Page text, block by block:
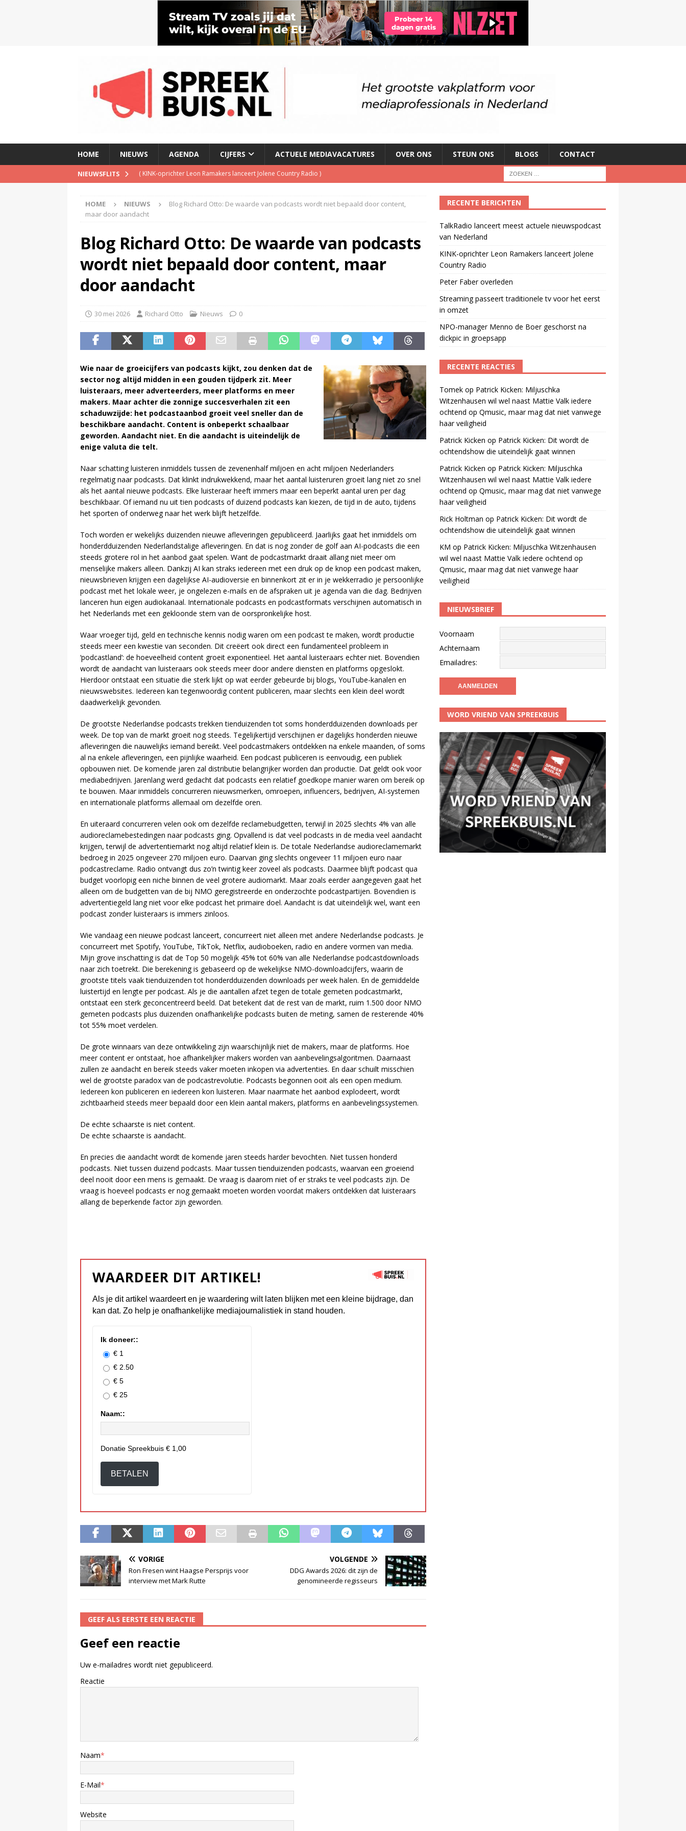
HOME NIEUWS AGENDA CIJFERS ACTUELE MEDIAVACATURES OVER ONS STEUN ONS BLOGS CONTACT
NIEUWSFLITS ( KINK-oprichter Leon Ramakers lanceert Jolene Country Radio )
(Streaming passeert traditionele tv voor het eerst in omzet)
( TalkRadio lanceert meest actuele nieuwspodcast van Nederland)
HOME NIEUWS
Blog Richard Otto: De waarde van podcasts wordt niet bepaald door content,
maar door aandacht
Blog Richard Otto: De waarde van podcasts
wordt niet bepaald door content, maar
door aandacht
30 mei 2026 Richard Otto Nieuws 0
Wie naar de groeicijfers van podcasts kijkt, zou denken dat de
sector nog altijd midden in een gouden tijdperk zit. Meer
luisteraars, meer adverteerders, meer platforms en meer
makers. Maar achter die zonnige succesverhalen zit een
schaduwzijde: het podcastaanbod groeit veel sneller dan de
beschikbare aandacht. Content is onbeperkt schaalbaar
geworden. Aandacht niet. En die aandacht is uiteindelijk de
enige valuta die telt.
Naar schatting luisteren inmiddels tussen de zevenenhalf miljoen en acht miljoen Nederlanders
regelmatig naar podcasts. Dat klinkt indrukwekkend, maar het aantal luisteruren groeit lang niet zo snel
als het aantal nieuwe podcasts. Elke luisteraar heeft immers maar een beperkt aantal uren per dag
beschikbaar. Of iemand nu uit tien podcasts of duizend podcasts kan kiezen, de tijd in de auto, tijdens
het sporten of onderweg naar het werk blijft hetzelfde.
Toch worden er wekelijks duizenden nieuwe afleveringen gepubliceerd. Jaarlijks gaat het inmiddels om
honderdduizenden Nederlandstalige afleveringen. En dat is nog zonder de golf aan AI-podcasts die een
steeds grotere rol in het aanbod gaat spelen. Want de podcastmarkt draait allang niet meer om
menselijke makers alleen. Dankzij AI kan straks iedereen met een druk op de knop een podcast maken,
nieuwsbrieven krijgen een dagelijkse AI-audioversie en binnenkort zit er in je wekkerradio je persoonlijke
podcast met het lokale weer, je ongelezen e-mails en de afspraken uit je agenda van die dag. Bedrijven
lanceren hun eigen audiokanaal. Internationale podcasts en podcastformats verschijnen automatisch in
het Nederlands met een gekloonde stem van de oorspronkelijke host.
Waar vroeger tijd, geld en technische kennis nodig waren om een podcast te maken, wordt productie
steeds meer een kwestie van seconden. Dit creëert ook direct een fundamenteel probleem in
‘podcastland’: de hoeveelheid content groeit exponentieel. Het aantal luisteraars echter niet. Bovendien
wordt de aandacht van luisteraars ook steeds meer door andere diensten en platforms opgeslokt.
Hierdoor ontstaat een situatie die sterk lijkt op wat eerder gebeurde bij blogs, YouTube-kanalen en
nieuwswebsites. Iedereen kan tegenwoordig content publiceren, maar slechts een klein deel wordt
daadwerkelijk gevonden.
De grootste Nederlandse podcasts trekken tienduizenden tot soms honderdduizenden downloads per
week. De top van de markt groeit nog steeds. Tegelijkertijd verschijnen er dagelijks honderden nieuwe
afleveringen die nauwelijks iemand bereikt. Veel podcastmakers ontdekken na enkele maanden, of soms
al na enkele afleveringen, een pijnlijke waarheid. Een podcast publiceren is eenvoudig, een publiek
opbouwen niet. De komende jaren zal distributie belangrijker worden dan productie. Dat geldt ook voor
mediabedrijven. Jarenlang werd gedacht dat podcasts een relatief goedkope manier waren om bereik op
te bouwen. Maar inmiddels concurreren nieuwsmerken, omroepen, influencers, bedrijven, AI-systemen
en internationale platforms allemaal om dezelfde oren.
En uiteraard concurreren velen ook om dezelfde reclamebudgetten, terwijl in 2025 slechts 4% van alle
audioreclamebestedingen naar podcasts ging. Opvallend is dat veel podcasts in de media veel aandacht
krijgen, terwijl de advertentiemarkt nog altijd relatief klein is. De totale Nederlandse audioreclamemarkt
bedroeg in 2025 ongeveer 270 miljoen euro. Daarvan ging slechts ongeveer 11 miljoen euro naar
podcastreclame. Radio ontvangt dus zo’n twintig keer zoveel als podcasts. Daarmee blijft podcast qua
budget voorlopig een niche binnen de veel grotere audiomarkt. Maar zoals eerder aangegeven gaat het
alleen om de budgetten van de bij NMO geregistreerde en onderzochte podcastpartijen. Bovendien is
advertentiegeld lang niet voor elke podcast het primaire doel. Aandacht is dat uiteindelijk wel, want een
podcast zonder luisteraars is immers zinloos.
Wie vandaag een nieuwe podcast lanceert, concurreert niet alleen met andere Nederlandse podcasts. Je
concurreert met Spotify, YouTube, TikTok, Netflix, audioboeken, radio en andere vormen van media.
Mijn grove inschatting is dat de Top 50 mogelijk 45% tot 60% van alle Nederlandse podcastdownloads
naar zich toetrekt. Die berekening is gebaseerd op de wekelijkse NMO-downloadcijfers, waarin de
grootste titels vaak tienduizenden tot honderdduizenden downloads per week halen. En de gemiddelde
luistertijd en lengte per podcast. Als je die aantallen afzet tegen de totale gemeten podcastmarkt,
ontstaat een sterk geconcentreerd beeld. Dat betekent dat de rest van de markt, ruim 1.500 door NMO
gemeten podcasts plus duizenden onafhankelijke podcasts buiten de meting, samen de resterende 40%
tot 55% moet verdelen.
De grote winnaars van deze ontwikkeling zijn waarschijnlijk niet de makers, maar de platforms. Hoe
meer content er ontstaat, hoe afhankelijker makers worden van aanbevelingsalgoritmen. Daarnaast
zullen ze aandacht en bereik steeds vaker moeten inkopen via advertenties. En daar schuilt misschien
wel de grootste paradox van de podcastrevolutie. Podcasts begonnen ooit als een open medium.
Iedereen kon publiceren en iedereen kon luisteren. Maar naarmate het aanbod explodeert, wordt
zichtbaarheid steeds meer bepaald door een klein aantal makers, platforms en aanbevelingssystemen.
De echte schaarste is niet content.
De echte schaarste is aandacht.
En precies die aandacht wordt de komende jaren steeds harder bevochten. Niet tussen honderd
podcasts. Niet tussen duizend podcasts. Maar tussen tienduizenden podcasts, waarvan een groeiend
deel nooit door een mens is gemaakt. De vraag is daarom niet of er straks te veel podcasts zijn. De
vraag is hoeveel podcasts er nog gemaakt moeten worden voordat makers ontdekken dat luisteraars
allang de beperkende factor zijn geworden.
WAARDEER DIT ARTIKEL!
Als je dit artikel waardeert en je waardering wilt laten blijken met een kleine bijdrage, dan
kan dat. Zo help je onafhankelijke mediajournalistiek in stand houden.
Ik doneer::
€ 1
€ 2.50
€ 5
€ 25
Naam::
Donatie Spreekbuis € 1,00
BETALEN
VORIGE
Ron Fresen wint Haagse Persprijs voor
interview met Mark Rutte
VOLGENDE
DDG Awards 2026: dit zijn de
genomineerde regisseurs
GEEF ALS EERSTE EEN REACTIE
Geef een reactie
Uw e-mailadres wordt niet gepubliceerd.
Reactie
Naam*
E-Mail*
Website
RECENTE BERICHTEN
TalkRadio lanceert meest actuele nieuwspodcast
van Nederland
KINK-oprichter Leon Ramakers lanceert Jolene
Country Radio
Peter Faber overleden
Streaming passeert traditionele tv voor het eerst
in omzet
NPO-manager Menno de Boer geschorst na
dickpic in groepsapp
RECENTE REACTIES
Tomekop Patrick Kicken: Miljuschka
Witzenhausen wil wel naast Mattie Valk iedere
ochtend op Qmusic, maar mag dat niet vanwege
haar veiligheid
Patrick Kicken op Patrick Kicken: Dit wordt de
ochtendshow die uiteindelijk gaat winnen
Patrick Kicken op Patrick Kicken: Miljuschka
Witzenhausen wil wel naast Mattie Valk iedere
ochtend op Qmusic, maar mag dat niet vanwege
haar veiligheid
Rick Holtman op Patrick Kicken: Dit wordt de
ochtendshow die uiteindelijk gaat winnen
KM op Patrick Kicken: Miljuschka Witzenhausen
wil wel naast Mattie Valk iedere ochtend op
Qmusic, maar mag dat niet vanwege haar
veiligheid
NIEUWSBRIEF
Voornaam
Achternaam
Emailadres:
WORD VRIEND VAN SPREEKBUIS